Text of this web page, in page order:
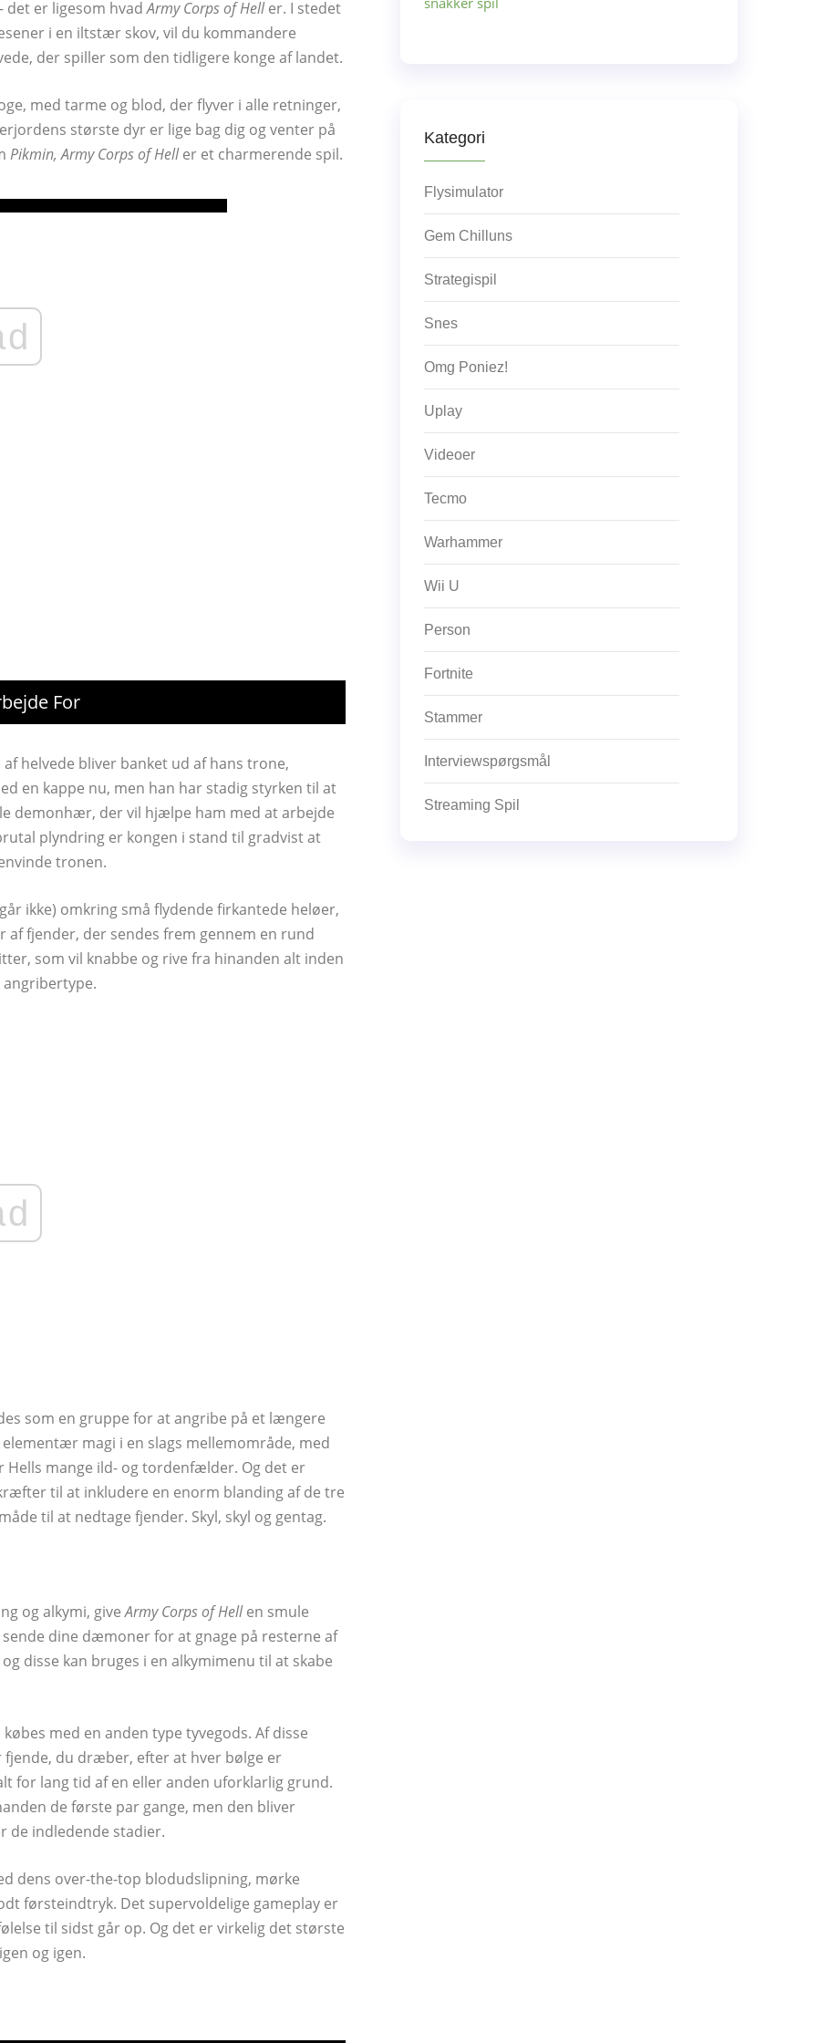
er ligesom hvadArmy Corps of Heller. I stedet
i en iltstær skov, vil du kommandere
der spiller som den tidligere konge af landet.
med tarme og blod, der flyver i alle retninger,
største dyr er lige bag dig og venter på
Pikmin, Army Corps of Heller et charmerende spil.
For
​​helvede bliver banket ud af hans trone,
en kappe nu, men han har stadig styrken til at
demonhær, der vil hjælpe ham med at arbejde
plyndring er kongen i stand til gradvist at
tronen.
ikke) omkring små flydende firkantede heløer,
fjender, der sendes frem gennem en rund
som vil knabbe og rive fra hinanden alt inden
som en gruppe for at angribe på et længere
magi i en slags mellemområde, med
mange ild- og tordenfælder. Og det er
til at inkludere en enorm blanding af de tre
til at nedtage fjender. Skyl, skyl og gentag.
og alkymi, giveArmy Corps of Hellen smule
dine dæmoner for at gnage på resterne af
disse kan bruges i en alkymimenu til at skabe
med en anden type tyvegods. Af disse
du dræber, efter at hver bølge er
for lang tid af en eller anden uforklarlig grund.
de første par gange, men den bliver
de indledende stadier.
dens over-the-top blodudslipning, mørke
førsteindtryk. Det supervoldelige gameplay er
til sidst går op. Og det er virkelig det største
og igen.
Kategori
Flysimulator
Gem Chilluns
Strategispil
Snes
Omg Poniez!
Uplay
Videoer
Tecmo
Warhammer
Wii U
Person
Fortnite
Stammer
Interviewspørgsmål
Streaming Spil